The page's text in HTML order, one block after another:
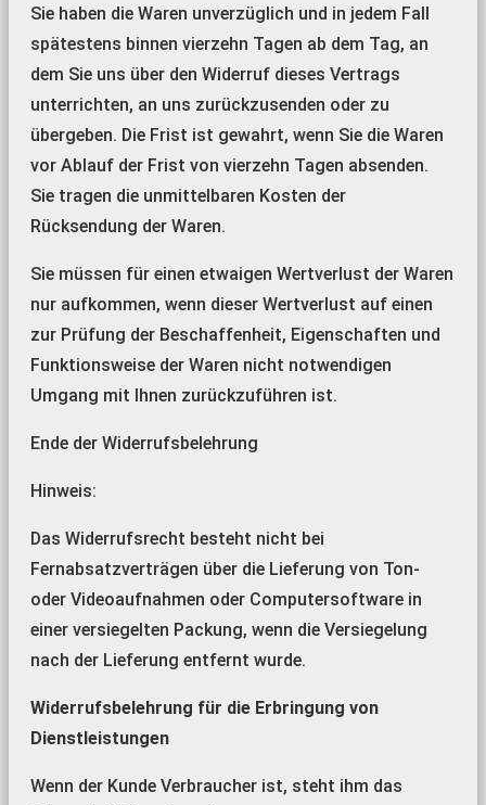
Sie haben die Waren unverzüglich und in jedem Fall
spätestens binnen vierzehn Tagen ab dem Tag, an
dem Sie uns über den Widerruf dieses Vertrags
unterrichten, an uns zurückzusenden oder zu
übergeben. Die Frist ist gewahrt, wenn Sie die Waren
vor Ablauf der Frist von vierzehn Tagen absenden.
Sie tragen die unmittelbaren Kosten der
Rücksendung der Waren.
Sie müssen für einen etwaigen Wertverlust der Waren
nur aufkommen, wenn dieser Wertverlust auf einen
zur Prüfung der Beschaffenheit, Eigenschaften und
Funktionsweise der Waren nicht notwendigen
Umgang mit Ihnen zurückzuführen ist.
Ende der Widerrufsbelehrung
Hinweis:
Das Widerrufsrecht besteht nicht bei
Fernabsatzverträgen über die Lieferung von Ton-
oder Videoaufnahmen oder Computersoftware in
einer versiegelten Packung, wenn die Versiegelung
nach der Lieferung entfernt wurde.
Widerrufsbelehrung für die Erbringung von
Dienstleistungen
Wenn der Kunde Verbraucher ist, steht ihm das